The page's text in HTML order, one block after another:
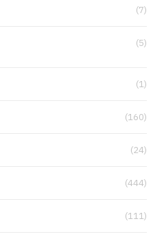
(7)
(5)
(1)
(160)
(24)
(444)
(111)